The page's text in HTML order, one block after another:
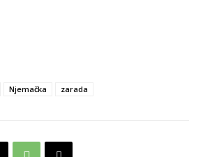
Njemačka zarada